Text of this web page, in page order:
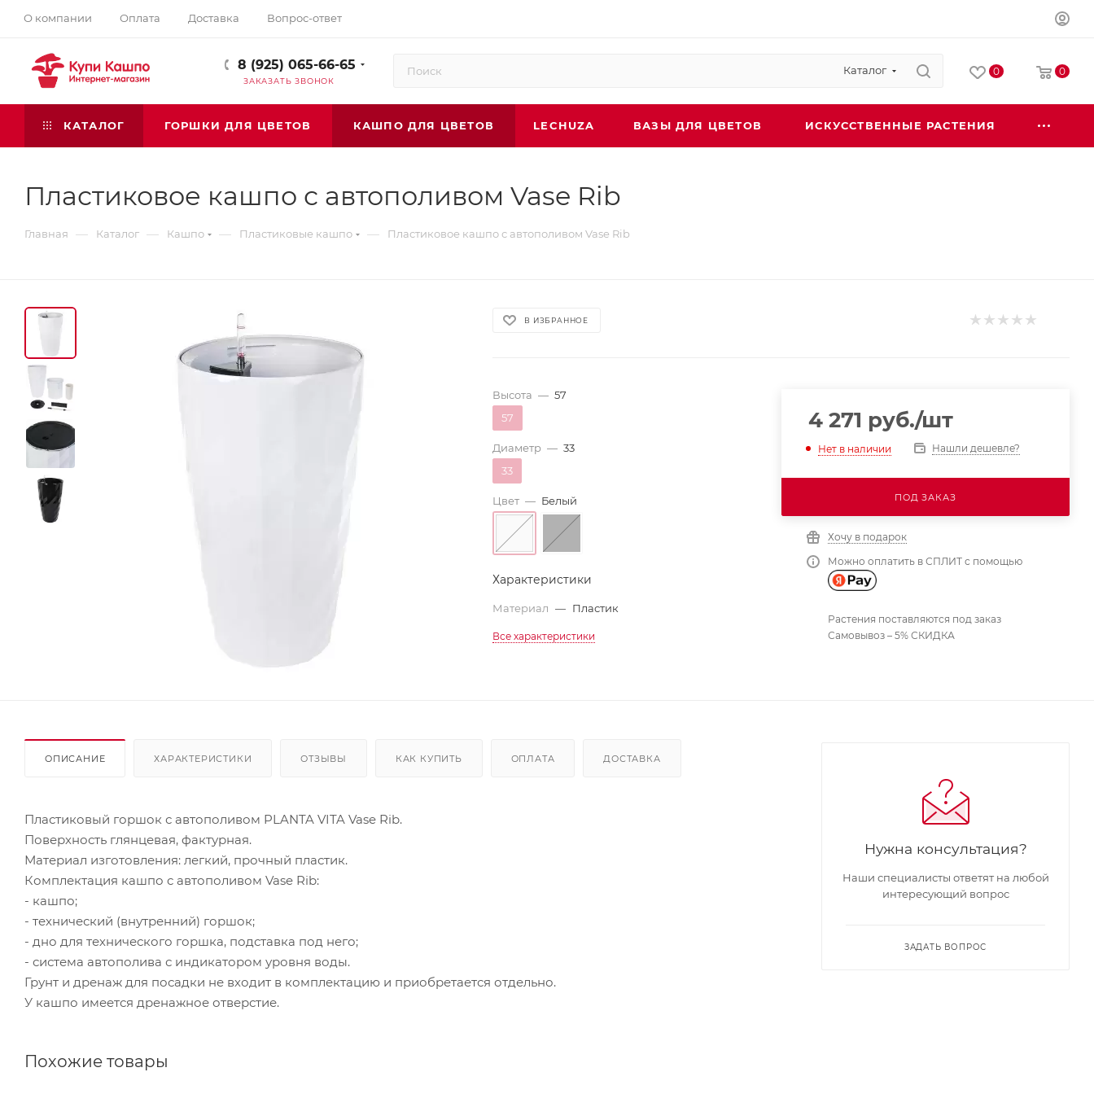
О компании Оплата Доставка Вопрос-ответ
8 (925) 065-66-65
ЗАКАЗАТЬ ЗВОНОК
Каталог 0 0
КАТАЛОГ ГОРШКИ ДЛЯ ЦВЕТОВ КАШПО ДЛЯ ЦВЕТОВ LECHUZA ВАЗЫ ДЛЯ ЦВЕТОВ ИСКУССТВЕННЫЕ РАСТЕНИЯ
Пластиковое кашпо с автополивом Vase Rib
Главная — Каталог — Кашпо — Пластиковые кашпо — Пластиковое кашпо с автополивом Vase Rib
В ИЗБРАННОЕ
Высота — 57
57
Диаметр — 33
33
Цвет — Белый
Характеристики
Материал — Пластик
Все характеристики
4 271 руб./шт
Нет в наличии Нашли дешевле?
ПОД ЗАКАЗ
Хочу в подарок
Можно оплатить в СПЛИТ с помощью
Растения поставляются под заказ
Самовывоз – 5% СКИДКА
ОПИСАНИЕ ХАРАКТЕРИСТИКИ ОТЗЫВЫ КАК КУПИТЬ ОПЛАТА ДОСТАВКА
Пластиковый горшок с автополивом PLANTA VITA Vase Rib.
Поверхность глянцевая, фактурная.
Материал изготовления: легкий, прочный пластик.
Комплектация кашпо с автополивом Vase Rib:
- кашпо;
- технический (внутренний) горшок;
- дно для технического горшка, подставка под него;
- система автополива с индикатором уровня воды.
Грунт и дренаж для посадки не входит в комплектацию и приобретается отдельно.
У кашпо имеется дренажное отверстие.
Похожие товары
Нужна консультация?
Наши специалисты ответят на любой
интересующий вопрос
ЗАДАТЬ ВОПРОС